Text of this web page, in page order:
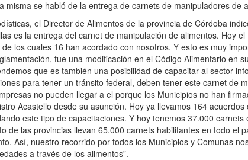
misma se habló de la entrega de carnets de manipuladores de
el Director de Alimentos de la provincia de Córdoba
es la entrega del carnet de manipulación de alimentos. Hoy
los cuales 16 han acordado con nosotros. Y esto es muy
fue una modificación en el Código Alimentario en
que es también una posibilidad de capacitar al sector
para tener un tránsito federal, deben tener este carnet de
no pueden llegar a el porque los Municipios no han
Acastello desde su asunción. Hoy ya llevamos 164
este tipo de capacitaciones. Y hoy tenemos 37.000
de las provincias llevan 65.000 carnets habilitantes en todo el
Así, nuestro recorrido por todos los Municipios y Comunas
a través de los alimentos”.